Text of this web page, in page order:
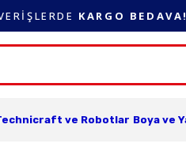
KARGO BEDAVA!
ve Robotlar Boya ve